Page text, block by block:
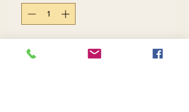
Adaugă în coș